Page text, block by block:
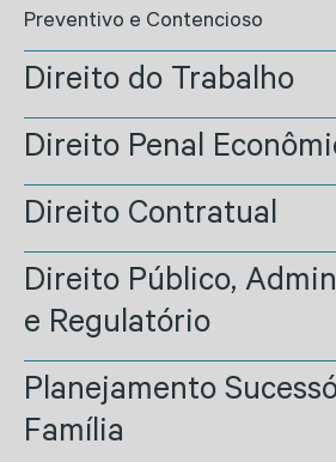
Preventivo e Contencioso
Direito do Trabalho
Direito Penal
Direito Contratual
Direito Público,
e Regulatório
Planejamento
Família